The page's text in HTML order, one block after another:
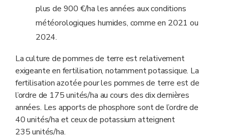
plus de 900 €/ha les années aux conditions
météorologiques humides, comme en 2021 ou
2024.
La culture de pommes de terre est relativement
exigeante en fertilisation, notamment potassique. La
fertilisation azotée pour les pommes de terre est de
l’ordre de 175 unités/ha au cours des dix dernières
années. Les apports de phosphore sont de l’ordre de
40 unités/ha et ceux de potassium atteignent
235 unités/ha.